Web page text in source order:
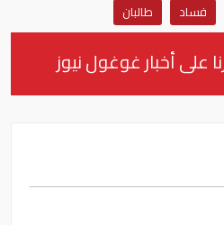
فساد طالبان
على أخبار غوغول نيوز